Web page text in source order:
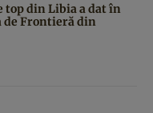
top din Libia a dat în
de Frontieră din